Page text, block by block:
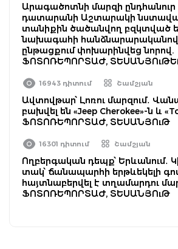
Արագածոտնի մարզի ընդհանուր
դատարանի Աշտարակի
տանիքին ծածանվող բզկտված
նախագահի
ընթացքում փոխարինվեց նորով.
ՖՈՏՈՌԵՊՈՐՏԱԺ,
16943 դիտում Շամշյան
Ավտովթար՝ Լոռու մարզում․
բախվել են «Jeep Cherokee»-ն և
ՖՈՏՈՌԵՊՈՐՏԱԺ, ՏԵՍԱՆՅՈւԹ
16301 դիտում Շամշյան
Ողբերգական դեպք՝ Երևանում․
տակ՝ ճանապարհի երթևեկելի
հայտնաբերվել է տղամարդու
ՖՈՏՈՌԵՊՈՐՏԱԺ, ՏԵՍԱՆՅՈւԹ